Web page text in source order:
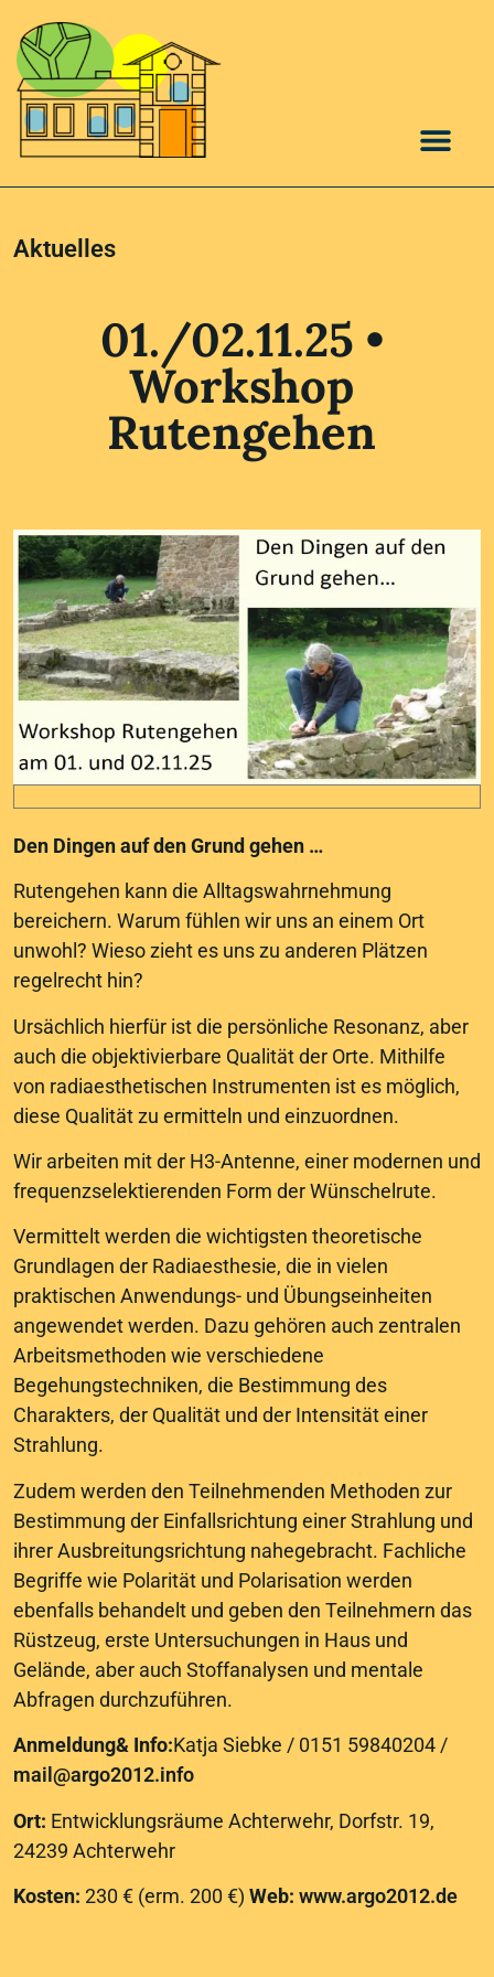
Aktuelles
01./02.11.25 •
Workshop
Rutengehen
Den Dingen auf den Grund gehen …
Rutengehen kann die Alltagswahrnehmung
bereichern. Warum fühlen wir uns an einem Ort
unwohl? Wieso zieht es uns zu anderen Plätzen
regelrecht hin?
Ursächlich hierfür ist die persönliche Resonanz, aber
auch die objektivierbare Qualität der Orte. Mithilfe
von radiaesthetischen Instrumenten ist es möglich,
diese Qualität zu ermitteln und einzuordnen.
Wir arbeiten mit der H3-Antenne, einer modernen und
frequenzselektierenden Form der Wünschelrute.
Vermittelt werden die wichtigsten theoretische
Grundlagen der Radiaesthesie, die in vielen
praktischen Anwendungs- und Übungseinheiten
angewendet werden. Dazu gehören auch zentralen
Arbeitsmethoden wie verschiedene
Begehungstechniken, die Bestimmung des
Charakters, der Qualität und der Intensität einer
Strahlung.
Zudem werden den Teilnehmenden Methoden zur
Bestimmung der Einfallsrichtung einer Strahlung und
ihrer Ausbreitungsrichtung nahegebracht. Fachliche
Begriffe wie Polarität und Polarisation werden
ebenfalls behandelt und geben den Teilnehmern das
Rüstzeug, erste Untersuchungen in Haus und
Gelände, aber auch Stoffanalysen und mentale
Abfragen durchzuführen.
Anmeldung& Info:Katja Siebke / 0151 59840204 /
mail@argo2012.info
Ort: Entwicklungsräume Achterwehr, Dorfstr. 19,
24239 Achterwehr
Kosten: 230 € (erm. 200 €) Web: www.argo2012.de